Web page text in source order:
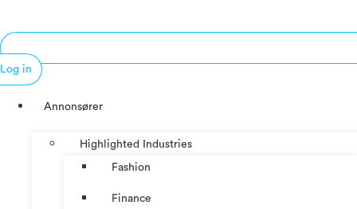
Log in
Annonsører
Highlighted Industries
Fashion
Finance